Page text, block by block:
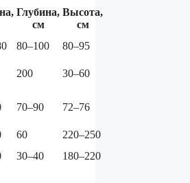
Глубина,
см
Высота,
см
80–100
80–95
200
30–60
70–90 72–76
60
220–250
30–40 180–220